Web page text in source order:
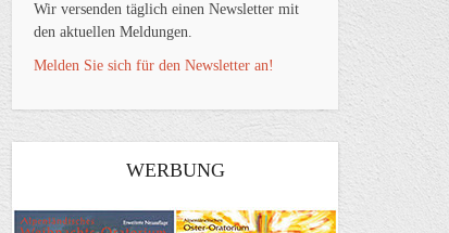
Wir versenden täglich einen Newsletter mit
den aktuellen Meldungen.
Melden Sie sich für den Newsletter an!
WERBUNG